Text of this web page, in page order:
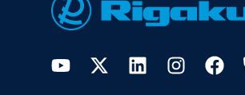
YouTubeTwitterLinkedInInstagram